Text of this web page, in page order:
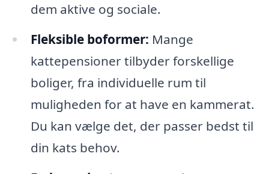
dem aktive og sociale.
Fleksible boformer: Mange
kattepensioner tilbyder forskellige
boliger, fra individuelle rum til
muligheden for at have en kammerat.
Du kan vælge det, der passer bedst til
din kats behov.